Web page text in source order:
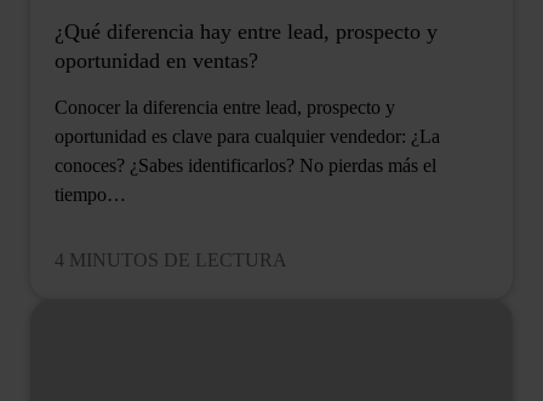
¿Qué diferencia hay entre lead, prospecto y
oportunidad en ventas?
Conocer la diferencia entre lead, prospecto y
oportunidad es clave para cualquier vendedor: ¿La
conoces? ¿Sabes identificarlos? No pierdas más el
tiempo…
4 MINUTOS DE LECTURA